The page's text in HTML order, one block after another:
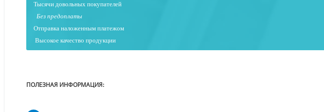
Тысячи довольных покупателей
Без предоплаты
Отправка наложенным платежом
Высокое качество продукции
ПОЛЕЗНАЯ ИНФОРМАЦИЯ: